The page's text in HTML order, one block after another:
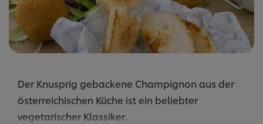
Der Knusprig gebackene Champignon aus der
österreichischen Küche ist ein beliebter
vegetarischer Klassiker.